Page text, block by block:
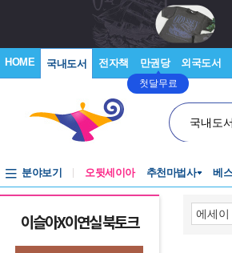
HOME 국내도서 전자책 만권당
첫달무료
외국도서
국내도
분야보기 오뒷세이아 추천마법사 베
이슬아X이연실 북토크